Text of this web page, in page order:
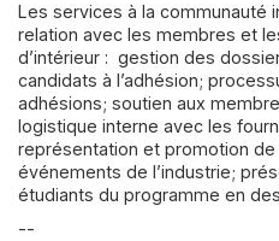
Les services à la communauté
relation avec les membres et
d’intérieur : gestion des
candidats à l’adhésion;
adhésions; soutien aux
logistique interne avec les
représentation et promotion de
événements de l’industrie;
étudiants du programme en
--